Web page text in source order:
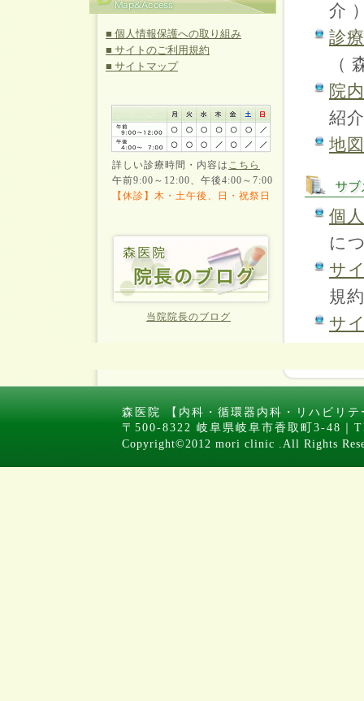
■ 個人情報保護への取り組み
■ サイトのご利用規約
■ サイトマップ
詳しい診療時間・内容は こちら
午前9:00～12:00、午後4:00～7:00
【休診】木・土午後、日・祝祭日
当院院長のブログ
介
診
（
院
紹
地
個
に
サ
規
サ
森医院 【内科・循環器内科・リハビリ
〒500-8322 岐阜県岐阜市香取町3-48｜
Copyright©2012 mori clinic .All Rights